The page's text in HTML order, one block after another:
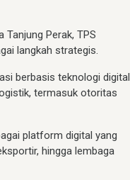
Perak, TPS
langkah strategis.
berbasis teknologi digital
termasuk otoritas
platform digital yang
hingga lembaga